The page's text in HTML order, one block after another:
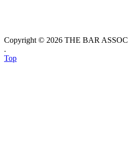
Copyright © 2026 THE BAR
.
Top